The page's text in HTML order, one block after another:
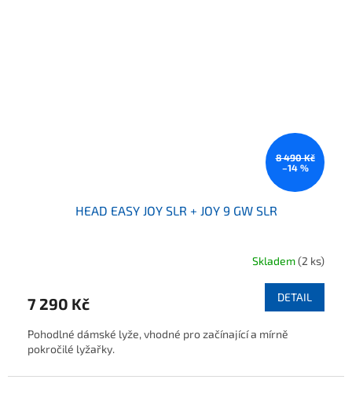
8 490 Kč
–14 %
HEAD EASY JOY SLR + JOY 9 GW SLR
Skladem(2 ks)
7 290 Kč DETAIL
Pohodlné dámské lyže, vhodné pro začínající a mírně
pokročilé lyžařky.